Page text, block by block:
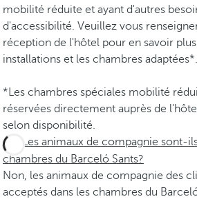
mobilité réduite et ayant d'autres
d'accessibilité. Veuillez vous
réception de l'hôtel pour en savoir
installations et les chambres adaptées*.
*Les chambres spéciales mobilité
réservées directement auprès de
selon disponibilité.
Les animaux de compagnie sont-
chambres du Barceló Sants?
Non, les animaux de compagnie des
acceptés dans les chambres du